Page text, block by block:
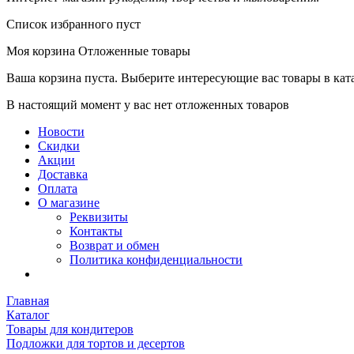
Список избранного пуст
Моя корзина Отложенные товары
Ваша корзина пуста. Выберите интересующие вас товары в
В настоящий момент у вас нет отложенных товаров
Новости
Скидки
Акции
Доставка
Оплата
О магазине
Реквизиты
Контакты
Возврат и обмен
Политика конфиденциальности
Главная
Каталог
Товары для кондитеров
Подложки для тортов и десертов